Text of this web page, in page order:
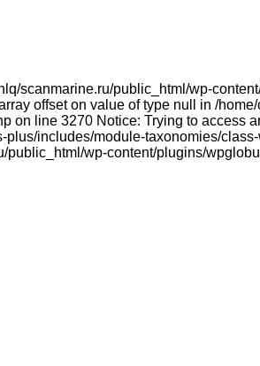
scanmarine.ru/public_html/wp-
offset on value of type null in /
line 3270 Notice: Trying to access
includes/module-taxonomies/
wp-content/plugins/